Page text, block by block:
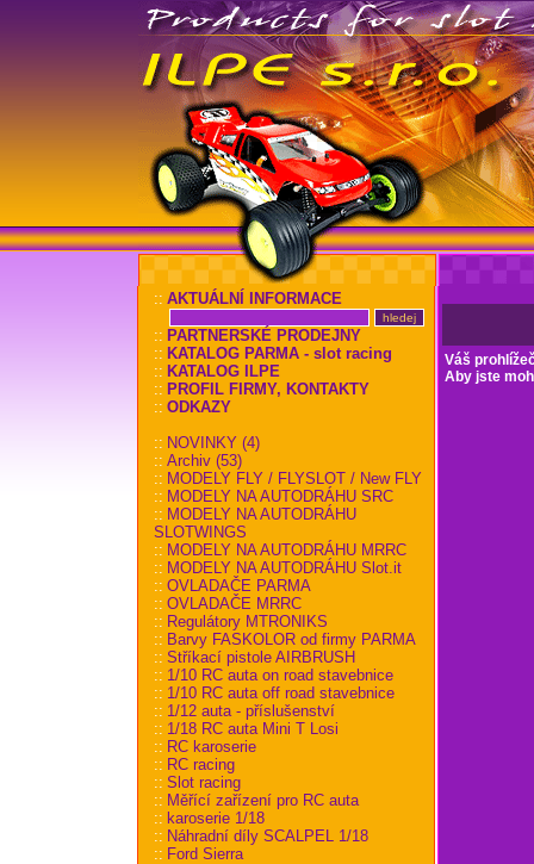
:: AKTUÁLNÍ INFORMACE
:: PARTNERSKÉ PRODEJNY
:: KATALOG PARMA - slot racing
:: KATALOG ILPE
:: PROFIL FIRMY, KONTAKTY
:: ODKAZY
:: NOVINKY (4)
:: Archiv (53)
:: MODELY FLY / FLYSLOT / New FLY
:: MODELY NA AUTODRÁHU SRC
:: MODELY NA AUTODRÁHU
SLOTWINGS
:: MODELY NA AUTODRÁHU MRRC
:: MODELY NA AUTODRÁHU Slot.it
:: OVLADAČE PARMA
:: OVLADAČE MRRC
:: Regulátory MTRONIKS
:: Barvy FASKOLOR od firmy PARMA
:: Stříkací pistole AIRBRUSH
:: 1/10 RC auta on road stavebnice
:: 1/10 RC auta off road stavebnice
:: 1/12 auta - příslušenství
:: 1/18 RC auta Mini T Losi
:: RC karoserie
:: RC racing
:: Slot racing
:: Měřící zařízení pro RC auta
:: karoserie 1/18
:: Náhradní díly SCALPEL 1/18
:: Ford Sierra
Váš
Aby jste